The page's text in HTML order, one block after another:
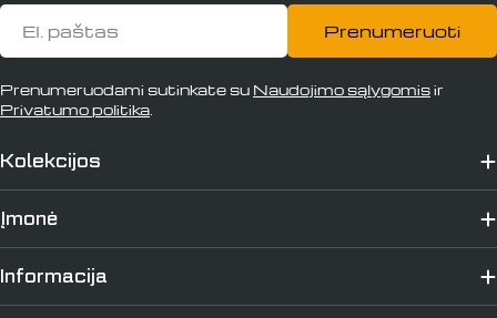
Kolekcijos
Įmonė
Informacija
El.
paštas
Prenumeruoti
Prenumeruodami sutinkate su Naudojimo sąlygomisir
Privatumo politika